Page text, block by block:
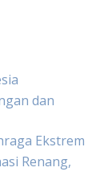
dan
Ekstrem
Renang,